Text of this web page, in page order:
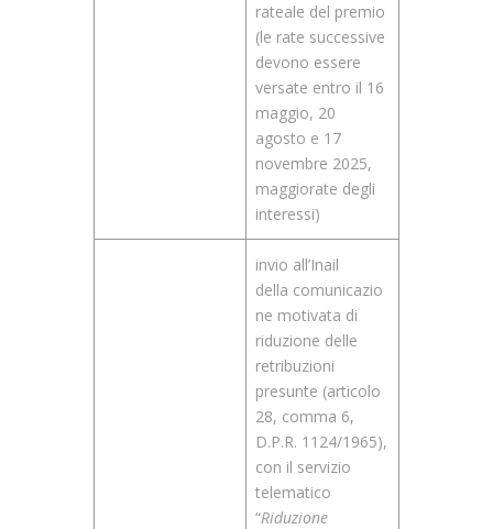
rateale del premio
(le rate successive
devono essere
versate entro il 16
maggio, 20
agosto e 17
novembre 2025,
maggiorate degli
interessi)
invio all’Inail
della comunicazio
ne motivata di
riduzione delle
retribuzioni
presunte (articolo
28, comma 6,
D.P.R. 1124/1965),
con il servizio
telematico
“Riduzione